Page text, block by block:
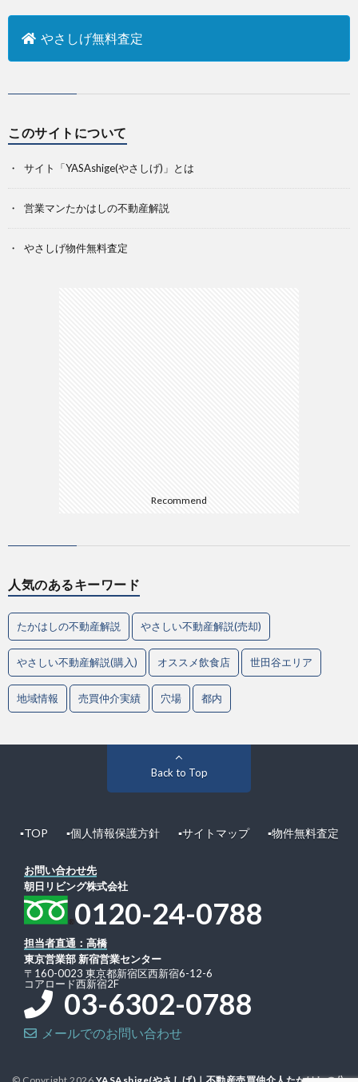
やさしげ無料査定
このサイトについて
サイト「YASAshige(やさしげ)」とは
営業マンたかはしの不動産解説
やさしげ物件無料査定
Recommend
人気のあるキーワード
たかはしの不動産解説 やさしい不動産解説(売却)
やさしい不動産解説(購入) オススメ飲食店 世田谷エリア
地域情報 売買仲介実績 穴場 都内
Back to Top
▪︎TOP ▪︎個人情報保護方針 ▪︎サイトマップ ▪︎物件無料査定
お問い合わせ先
朝日リビング株式会社
0120-24-0788
担当者直通：高橋
東京営業部 新宿営業センター
〒160-0023 東京都新宿区西新宿6-12-6
コアロード西新宿2F
03-6302-0788
メールでのお問い合わせ